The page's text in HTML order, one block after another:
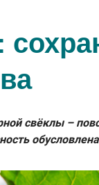
свёклы –